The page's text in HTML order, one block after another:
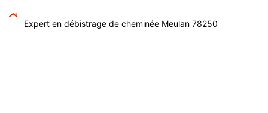
Expert en débistrage de cheminée Meulan 78250